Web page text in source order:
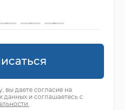
вы даете согласие на
данных и соглашаетесь с